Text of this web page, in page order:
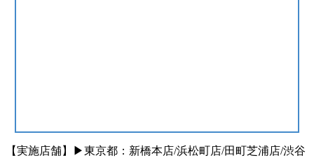
【実施店舗】▶東京都：新橋本店/浜松町店/⽥町芝浦店/渋⾕